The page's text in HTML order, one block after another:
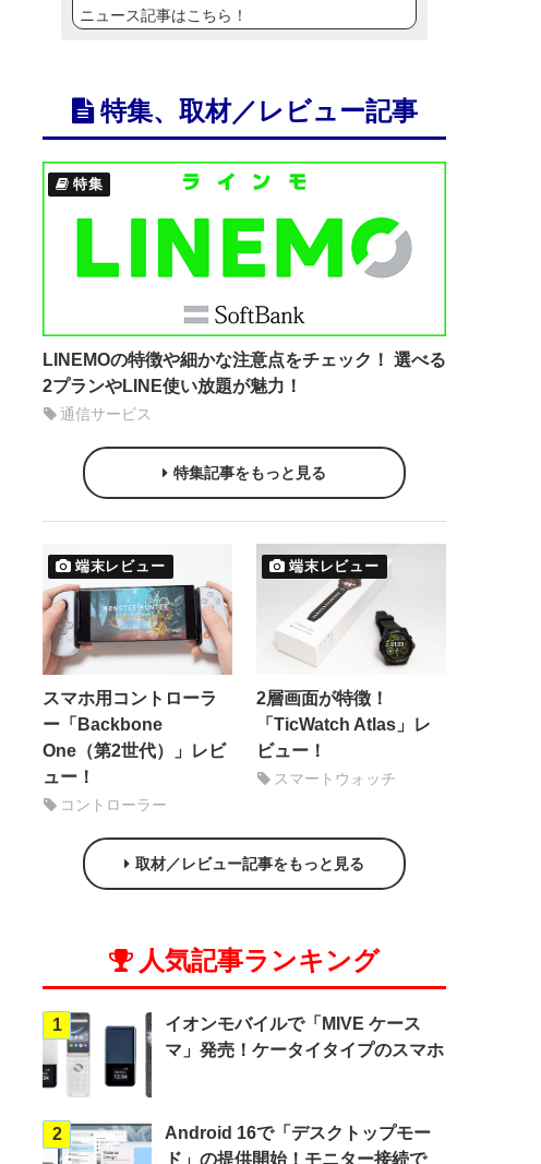
ニュース記事はこちら！
特集、取材／レビュー記事
特集
LINEMOの特徴や細かな注意点をチェック！ 選べる
2プランやLINE使い放題が魅力！
通信サービス
特集記事をもっと見る
端末レビュー
スマホ用コントローラ
ー「Backbone
One（第2世代）」レビ
ュー！
コントローラー
端末レビュー
2層画面が特徴！
「TicWatch Atlas」レ
ビュー！
スマートウォッチ
取材／レビュー記事をもっと見る
人気記事ランキング
1
イオンモバイルで「MIVE ケース
マ」発売！ケータイタイプのスマホ
2
Android 16で「デスクトップモー
ド」の提供開始！モニター接続で